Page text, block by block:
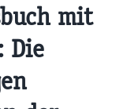
mit
Die